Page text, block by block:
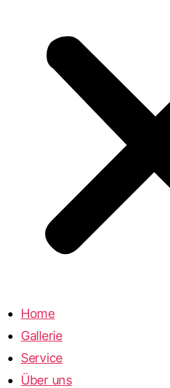
Home
Gallerie
Service
Über uns